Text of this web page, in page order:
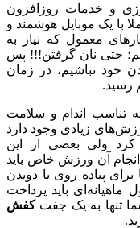
و خدمات روزافزون
با یک موبایل هوشمند و
معمول که نیاز به
حتی نان گرفتن!!! پس
خود نباشیم، در زمان
رسید.
به تناسب اندام و سلامت
زیادی وجود دارد
کرد ولی بعضی از این
آن ورزش خاص باید
پیاده روی یا دویدن
باید پرداخت
تنها به یک جفتکفش